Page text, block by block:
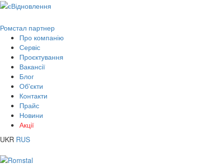
Ромстал партнер
Про компанію
Сервіс
Проєктування
Вакансії
Блог
Об'єкти
Контакти
Прайс
Новини
Акції
UKR RUS